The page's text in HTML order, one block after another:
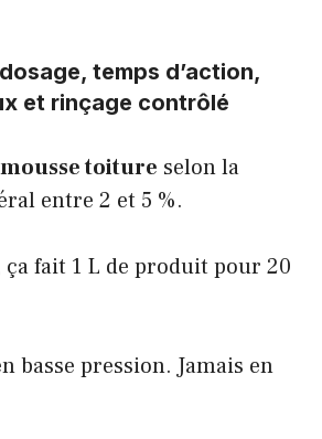
temps d’action,
et rinçage contrôlé
toiture selon la
entre 2 et 5 %.
fait 1 L de produit pour 20
basse pression. Jamais en